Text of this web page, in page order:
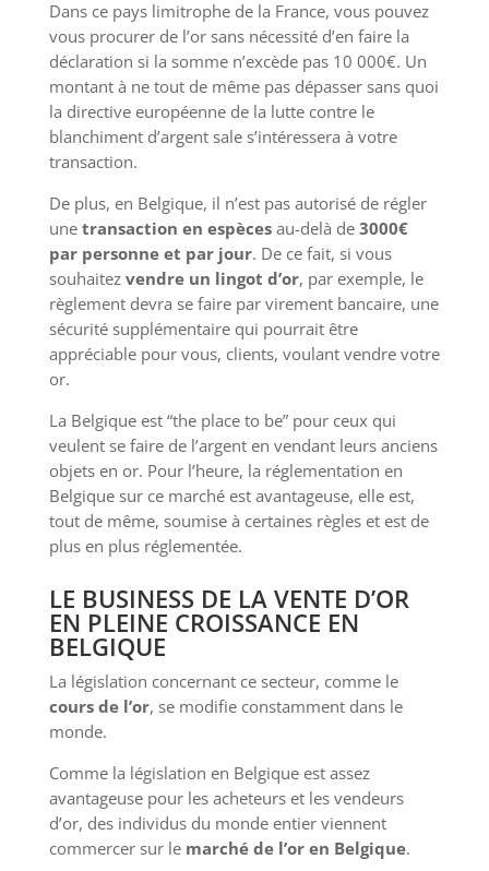
Dans ce pays limitrophe de la France, vous pouvez
vous procurer de l’or sans nécessité d’en faire la
déclaration si la somme n’excède pas 10 000€. Un
montant à ne tout de même pas dépasser sans quoi
la directive européenne de la lutte contre le
blanchiment d’argent sale s’intéressera à votre
transaction.
De plus, en Belgique, il n’est pas autorisé de régler
une transaction en espècesau-delà de 3000€
par personne et par jour. De ce fait, si vous
souhaitez vendre un lingot d’or, par exemple, le
règlement devra se faire par virement bancaire, une
sécurité supplémentaire qui pourrait être
appréciable pour vous, clients, voulant vendre votre
or.
La Belgique est “the place to be” pour ceux qui
veulent se faire de l’argent en vendant leurs anciens
objets en or. Pour l’heure, la réglementation en
Belgique sur ce marché est avantageuse, elle est,
tout de même, soumise à certaines règles et est de
plus en plus réglementée.
LE BUSINESS DE LA VENTE D’OR
EN PLEINE CROISSANCE EN
BELGIQUE
La législation concernant ce secteur, comme le
cours de l’or, se modifie constamment dans le
monde.
Comme la législation en Belgique est assez
avantageuse pour les acheteurs et les vendeurs
d’or, des individus du monde entier viennent
commercer sur le marché de l’or en Belgique.